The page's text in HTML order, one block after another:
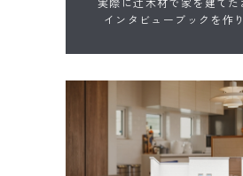
インタビューブックを作